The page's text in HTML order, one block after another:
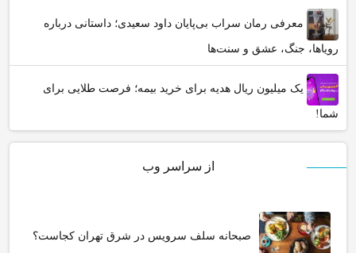
معرفی رمان سراب بی‌پایان داود سعیدی؛ داستانی درباره
رویاها، جنگ، عشق و سنت‌ها
یک میلیون ریال هدیه برای خرید بیمه؛ فرصت طلایی برای
شما!
از سراسر وب
صبحانه سلف سرویس در شرق تهران کجاست؟